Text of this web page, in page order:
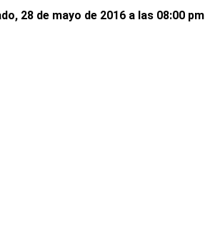
28 de mayo de 2016 a las 08:00 pm